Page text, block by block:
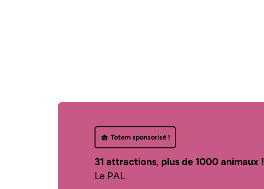
Totem sponsorisé !
31 attractions, plus de 1000 animaux !
Le PAL